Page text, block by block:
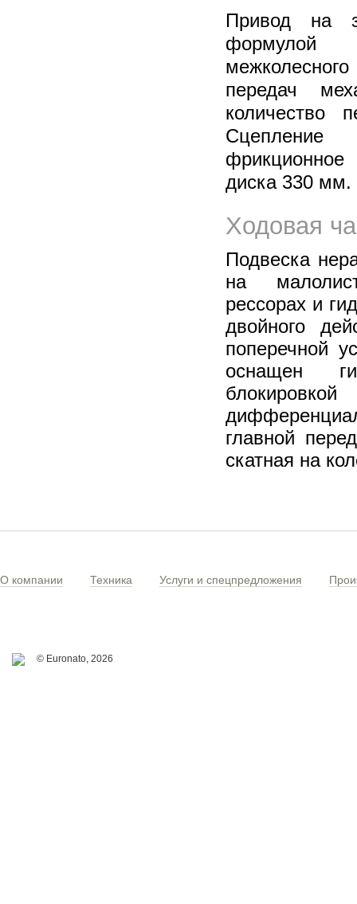
Привод на
формулой
передач
количество
диска 330 мм.
Ходовая
Подвеска
на
рессорах и
двойного
поперечной
оснащен
главной
скатная на
О компании Техника Услуги и спецпредложения
© Euronato, 2026